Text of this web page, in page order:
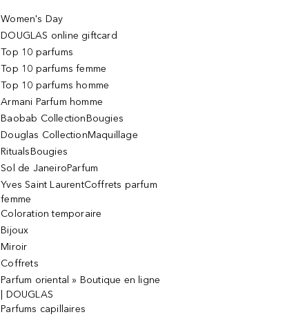
Women's Day
DOUGLAS online giftcard
Top 10 parfums
Top 10 parfums femme
Top 10 parfums homme
Armani Parfum homme
Baobab CollectionBougies
Douglas CollectionMaquillage
RitualsBougies
Sol de JaneiroParfum
Yves Saint LaurentCoffrets parfum
femme
Coloration temporaire
Bijoux
Miroir
Coffrets
Parfum oriental » Boutique en ligne
| DOUGLAS
Parfums capillaires